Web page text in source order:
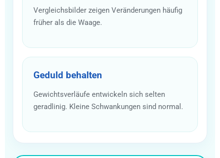
Vergleichsbilder zeigen Veränderungen häufig
früher als die Waage.
Geduld behalten
Gewichtsverläufe entwickeln sich selten
geradlinig. Kleine Schwankungen sind normal.